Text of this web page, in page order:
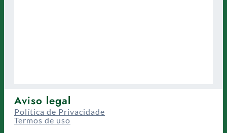
Aviso legal
Política de Privacidade
Termos de uso